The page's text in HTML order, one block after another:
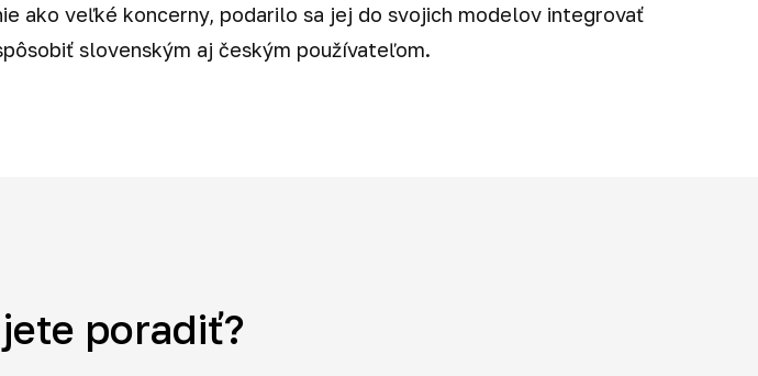
ako veľké koncerny, podarilo sa jej do svojich modelov integrovať
slovenským aj českým používateľom.
poradiť?